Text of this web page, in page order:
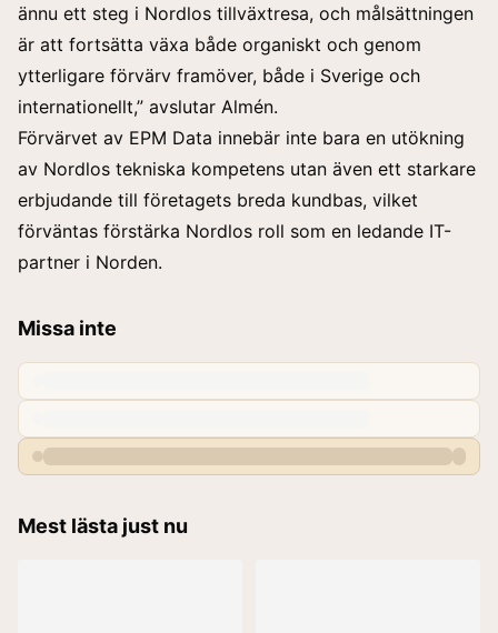
ännu ett steg i Nordlos tillväxtresa, och målsättningen
är att fortsätta växa både organiskt och genom
ytterligare förvärv framöver, både i Sverige och
internationellt,” avslutar Almén.
Förvärvet av EPM Data innebär inte bara en utökning
av Nordlos tekniska kompetens utan även ett starkare
erbjudande till företagets breda kundbas, vilket
förväntas förstärka Nordlos roll som en ledande IT-
partner i Norden.
Missa inte
Mest lästa just nu